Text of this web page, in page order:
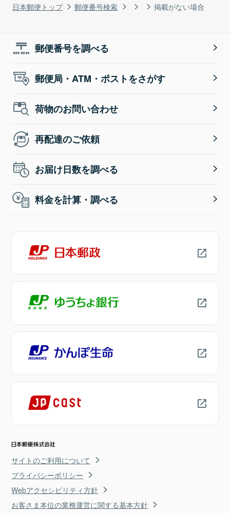
日本郵便トップ 郵便番号検索 掲載がない場合
郵便番号を調べる
郵便局・ATM・ポストをさがす
荷物のお問い合わせ
再配達のご依頼
お届け日数を調べる
料金を計算・調べる
サイトのご利用について
プライバシーポリシー
Webアクセシビリティ方針
お客さま本位の業務運営に関する基本方針